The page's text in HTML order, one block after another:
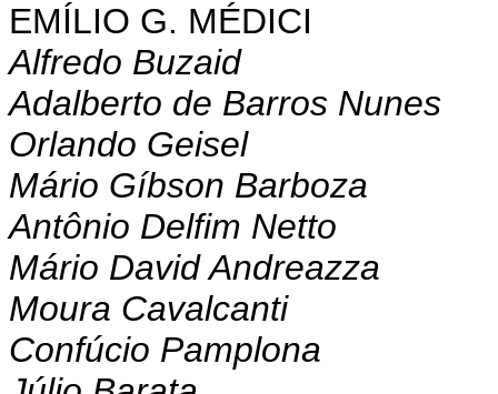
EMÍLIO G. MÉDICI
Alfredo Buzaid
Adalberto de Barros Nunes
Orlando Geisel
Mário Gíbson Barboza
Antônio Delfim Netto
Mário David Andreazza
Moura Cavalcanti
Confúcio Pamplona